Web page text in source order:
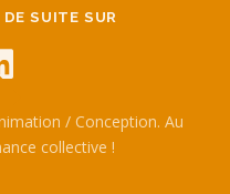
SUITE SUR
/ Conception. Au
collective !